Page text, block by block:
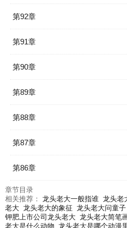
第92章
第91章
第90章
第89章
第88章
第87章
第86章
章节目录
相关推荐： 龙头老大一般指谁 龙头老
老大 龙头老大的象征 龙头老大问童子
钾肥上市公司龙头老大 龙头老大简笔
老大是什么动物 龙头老大是哪个动漫